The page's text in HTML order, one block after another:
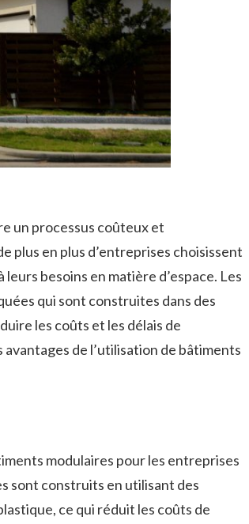
un processus coûteux et
plus en plus d’entreprises choisissent
besoins en matière d’espace. Les
qui sont construites dans des
les coûts et les délais de
de l’utilisation de bâtiments
modulaires pour les entreprises
sont construits en utilisant des
ce qui réduit les coûts de